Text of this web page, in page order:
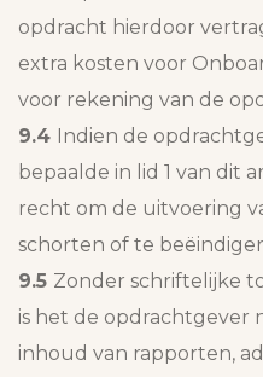
opdracht hierdoor
extra kosten voor
voor rekening van de
9.4 Indien de
bepaalde in lid 1 van dit
recht om de uitvoering
schorten of te
9.5 Zonder schriftelijke
is het de opdrachtgever
inhoud van rapporten,